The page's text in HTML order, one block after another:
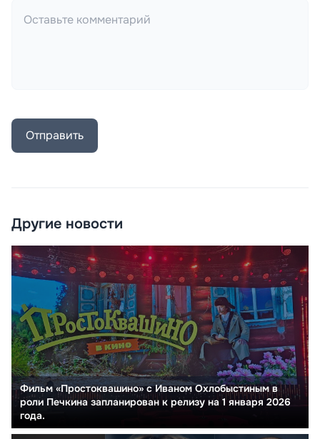
Отправить
Другие новости
Фильм «Простоквашино» с Иваном Охлобыстиным в
роли Печкина запланирован к релизу на 1 января 2026
года.